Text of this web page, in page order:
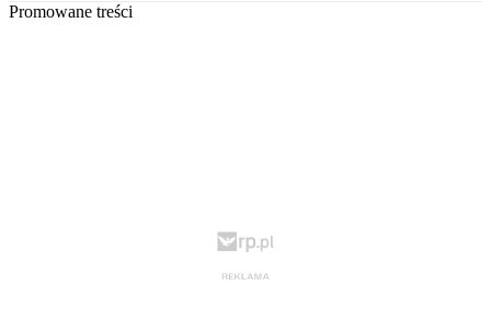
Promowane treści